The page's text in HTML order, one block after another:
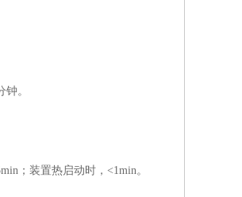
。
；装置热启动时，<1min。